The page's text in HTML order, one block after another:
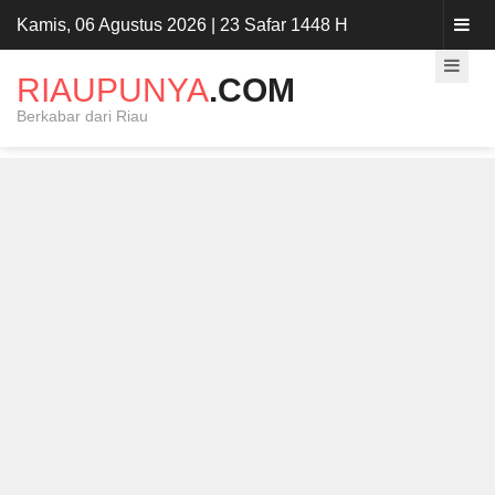
Kamis, 06 Agustus 2026 | 23 Safar 1448 H
RIAUPUNYA.COM
Berkabar dari Riau